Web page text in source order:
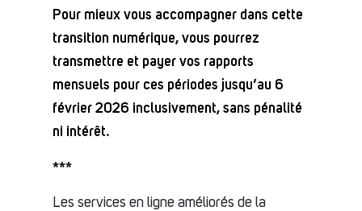
Pour mieux vous accompagner dans cette
transition numérique,vous pourrez
transmettre et payer vos rapports
mensuels pour ces périodes jusqu’au 6
février 2026 inclusivement, sans pénalité
ni intérêt.
***
Les services en ligne améliorés de la